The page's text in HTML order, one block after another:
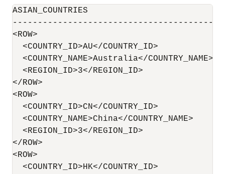
ASIAN_COUNTRIES
-----------------------------------------
<ROW>
  <COUNTRY_ID>AU</COUNTRY_ID>
  <COUNTRY_NAME>Australia</COUNTRY_NAME>
  <REGION_ID>3</REGION_ID>
</ROW>
<ROW>
  <COUNTRY_ID>CN</COUNTRY_ID>
  <COUNTRY_NAME>China</COUNTRY_NAME>
  <REGION_ID>3</REGION_ID>
</ROW>
<ROW>
  <COUNTRY_ID>HK</COUNTRY_ID>